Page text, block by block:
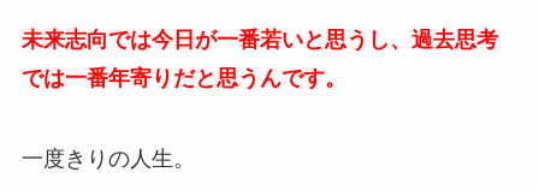
未来志向では今日が一番若いと思うし、過去思考
では一番年寄りだと思うんです。
一度きりの人生。